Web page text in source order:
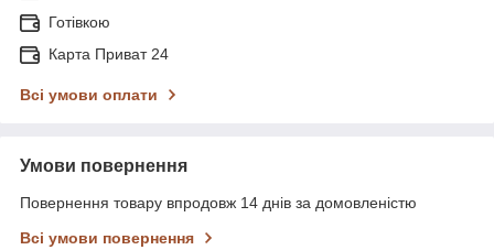
Готівкою
Карта Приват 24
Всі умови оплати
Умови повернення
Повернення товару впродовж 14 днів за домовленістю
Всі умови повернення